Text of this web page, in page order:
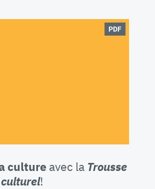
PDF
culture avec la Trousse
!